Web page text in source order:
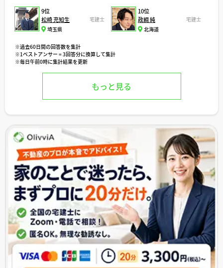
9位
松崎 充知生
宅建士
埼玉県
10位
政綱 純
宅建士
北海道
※過去60日間の回答数を集計
※1ベストアンサー = 3回答分に換算して集計
※毎日午前0時に集計結果を更新
もっと見る